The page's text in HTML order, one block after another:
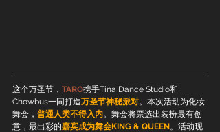
这个万圣节， TARO携手Tina Dance Studio和
Chowbus一同打造万圣节神秘派对。本次活动为化妆
舞会， 普通人类不得入内。舞会将票选出装扮最有创
意，最出彩的嘉宾成为舞会KING & QUEEN。活动现